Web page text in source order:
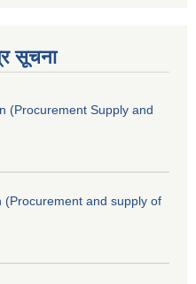
सूचना
(Procurement Supply and
(Procurement and supply of